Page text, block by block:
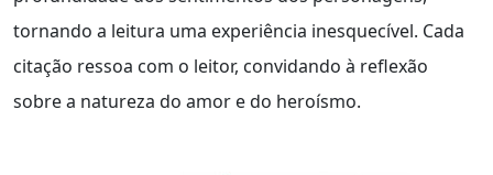
tornando a leitura uma experiência inesquecível. Cada
citação ressoa com o leitor, convidando à reflexão
sobre a natureza do amor e do heroísmo.